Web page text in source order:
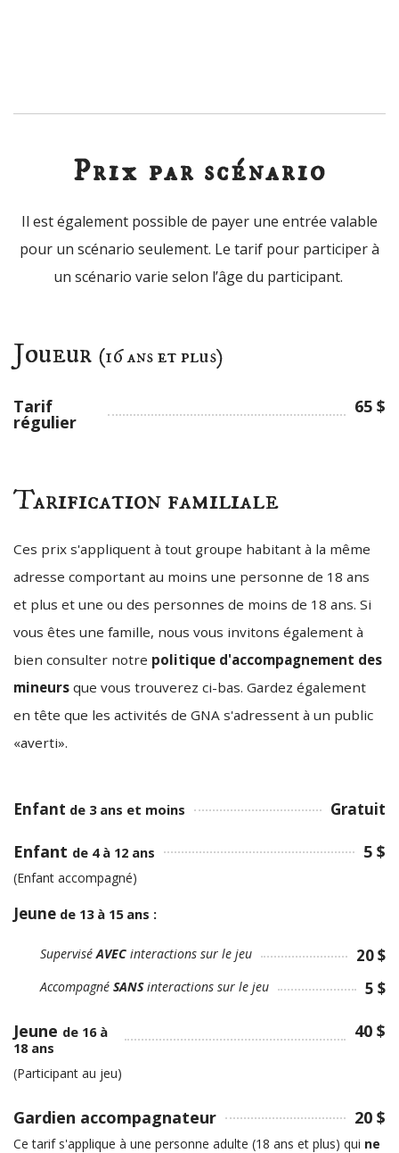
Prix par scénario
Il est également possible de payer une entrée valable
pour un scénario seulement. Le tarif pour participer à
un scénario varie selon l’âge du participant.
Joueur (16 ans et plus)
Tarif
régulier
65 $
Tarification familiale
Ces prix s'appliquent à tout groupe habitant à la même
adresse comportant au moins une personne de 18 ans
et plus et une ou des personnes de moins de 18 ans. Si
vous êtes une famille, nous vous invitons également à
bien consulter notre politique d'accompagnement des
mineurs que vous trouverez ci-bas. Gardez également
en tête que les activités de GNA s'adressent à un public
«averti».
Enfant de 3 ans et moins Gratuit
Enfant de 4 à 12 ans 5 $
(Enfant accompagné)
Jeune de 13 à 15 ans :
SuperviséAVEC interactions sur le jeu 20 $
Accompagné SANSinteractions sur le jeu 5 $
Jeune de 16 à
18 ans
40 $
(Participant au jeu)
Gardien accompagnateur 20 $
Ce tarif s'applique à une personne adulte (18 ans et plus) qui ne